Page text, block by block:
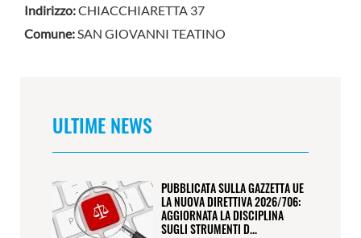
Indirizzo:CHIACCHIARETTA 37
Comune:SAN GIOVANNI TEATINO
ULTIME NEWS
PUBBLICATA SULLA GAZZETTA UE
LA NUOVA DIRETTIVA 2026/706:
AGGIORNATA LA DISCIPLINA
SUGLI STRUMENTI D...